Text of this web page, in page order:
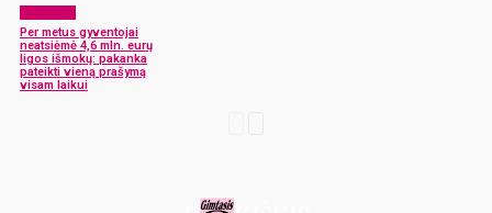
Per metus gyventojai
neatsiėmė 4,6 mln. eurų
ligos išmokų: pakanka
pateikti vieną prašymą
visam laikui